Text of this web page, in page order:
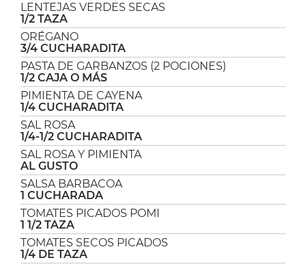
LENTEJAS VERDES SECAS
1/2 TAZA
ORÉGANO
3/4 CUCHARADITA
PASTA DE GARBANZOS (2 POCIONES)
1/2 CAJA O MÁS
PIMIENTA DE CAYENA
1/4 CUCHARADITA
SAL ROSA
1/4-1/2 CUCHARADITA
SAL ROSA Y PIMIENTA
AL GUSTO
SALSA BARBACOA
1 CUCHARADA
TOMATES PICADOS POMI
1 1/2 TAZA
TOMATES SECOS PICADOS
1/4 DE TAZA